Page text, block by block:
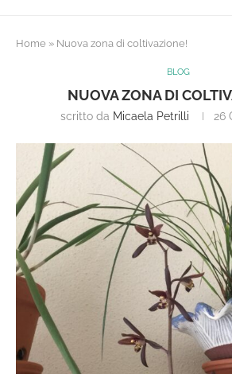
Home » Nuova zona di coltivazione!
BLOG
NUOVA ZONA DI
scritto da Micaela Petrilli 26